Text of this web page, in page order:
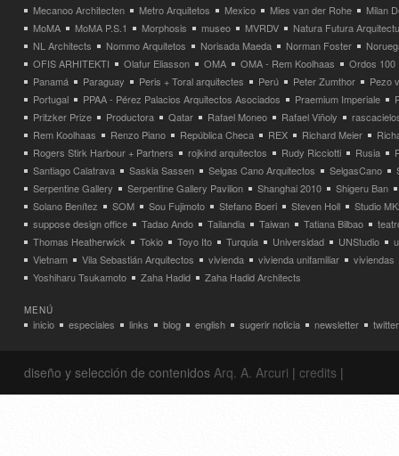
Mecanoo Architecten
Metro Arquitetos Mexico Mies van der Rohe
Milan
MoMA
MoMA P.S.1 Morphosis museo MVRDV
Natura Futura
NL Architects
Nommo Arquitetos Norisada Maeda Norman Foster
OFIS ARHITEKTI
Olafur Eliasson OMA OMA - Rem Koolhaas
Ordos 100
Panamá
Paraguay Peris + Toral arquitectes Perú Peter Zumthor
Pezo
Portugal
PPAA - Pérez Palacios Arquitectos Asociados Praemium Imperiale
Pritzker Prize
Productora Qatar Rafael Moneo Rafael Viñoly
Rem Koolhaas
Renzo Piano República Checa REX Richard Meier
Rogers Stirk Harbour + Partners
rojkind arquitectos Rudy Ricciotti Rusia
Santiago Calatrava
Saskia Sassen Selgas Cano Arquitectos SelgasCano
Serpentine Gallery
Serpentine Gallery Pavilion Shanghai 2010
Shigeru Ban
Solano Benítez
SOM Sou Fujimoto Stefano Boeri Steven Holl
Studio
suppose design office
Tadao Ando Tailandia Taiwan Tatiana Bilbao
Thomas Heatherwick
Tokio Toyo Ito Turquia Universidad UNStudio
Vietnam
Vila Sebastián Arquitectos vivienda vivienda unifamiliar
viviendas
Yoshiharu Tsukamoto
Zaha Hadid Zaha Hadid Architects
MENÚ
inicio especiales links blog english sugerir noticia newsletter twitter
diseño y selección de contenidos Arq. A. Arcuri | credits |